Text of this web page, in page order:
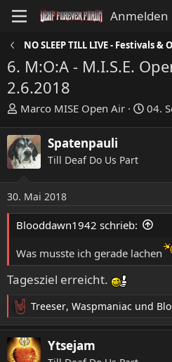
Anmelden
NO SLEEP TILL LIVE - Festivals &
6. M:O:A - M.I.S.E.
2.6.2018
E
s
t
e
l
e
r
Marco MISE Open Air
E
l
t
a
04.
Spatenpauli
Till Deaf Do Us Part
30. Mai 2018
Blooddawn1942 schrieb:
Was musste ich gerade lachen
Tagesziel erreicht.
R
e
a
k
Treeser, Waspmaniac und
Ytsejam